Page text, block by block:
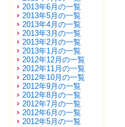
2013年6月の一覧
2013年5月の一覧
2013年4月の一覧
2013年3月の一覧
2013年2月の一覧
2013年1月の一覧
2012年12月の一覧
2012年11月の一覧
2012年10月の一覧
2012年9月の一覧
2012年8月の一覧
2012年7月の一覧
2012年6月の一覧
2012年5月の一覧